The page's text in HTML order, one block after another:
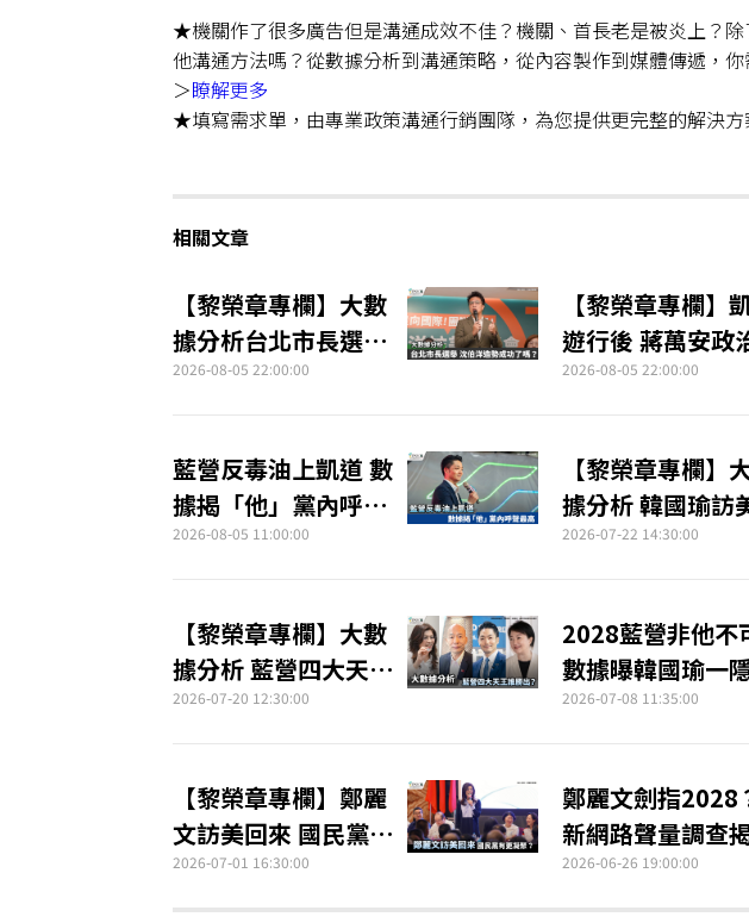
★機關作了很多廣告但是溝通成效不佳？機關、首長老是被炎上？
他溝通方法嗎？從數據分析到溝通策略，從內容製作到媒體傳遞，
＞瞭解更多
★填寫需求單，由專業政策溝通行銷團隊，為您提供更完整的解決方
相關文章
【黎榮章專欄】大數
據分析台北市長選舉
沈伯洋造勢成功了
2026-08-05 22:00:00
【黎榮章專欄】
遊行後 蔣萬安政
量更上層樓？
2026-08-05 22:00:00
藍營反毒油上凱道 數
據揭「他」黨內呼聲
最高
2026-08-05 11:00:00
【黎榮章專欄】
據分析 韓國瑜訪
來政治能量提升了
2026-07-22 14:30:00
【黎榮章專欄】大數
據分析 藍營四大天王
誰勝出？
2026-07-20 12:30:00
2028藍營非他不
數據曝韓國瑜一
竟來自「韓粉」
2026-07-08 11:35:00
【黎榮章專欄】鄭麗
文訪美回來 國民黨有
更凝聚？
2026-07-01 16:30:00
鄭麗文劍指2028
新網路聲量調查
密：藍營四大天王
2026-06-26 19:00:00